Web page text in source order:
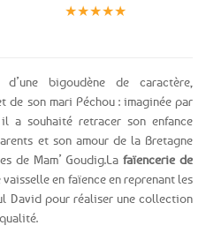
★★★★★
bigoudène de caractère,
de son mari Péchou : imaginée par
a souhaité retracer son enfance
et son amour de la Bretagne
de Mam’ Goudig.Lafaïencerie de
en faïence en reprenant les
David pour réaliser une collection